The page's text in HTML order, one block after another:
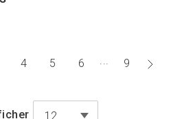
12
4 5 6 ... 9